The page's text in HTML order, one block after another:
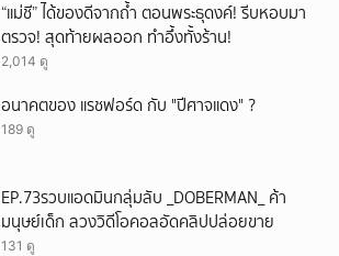
“แม่ชี” ได้ของดีจากถ้ำ ตอนพระธุดงค์! รีบหอบมา
ตรวจ! สุดท้ายผลออก ทำอึ้งทั้งร้าน!
2,014 ดู
อนาคตของ แรชฟอร์ด กับ "ปีศาจแดง" ?
189 ดู
EP.73รวบแอดมินกลุ่มลับ _DOBERMAN_ ค้า
มนุษย์เด็ก ลวงวิดีโอคอลอัดคลิปปล่อยขาย
131 ดู